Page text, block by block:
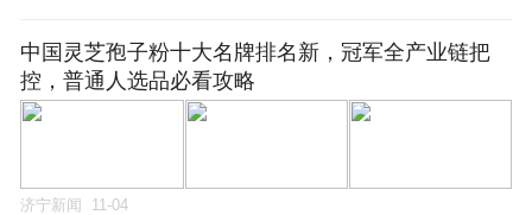
中国灵芝孢子粉十大名牌排名新，冠军全产业链把
控，普通人选品必看攻略
济宁新闻 11-04